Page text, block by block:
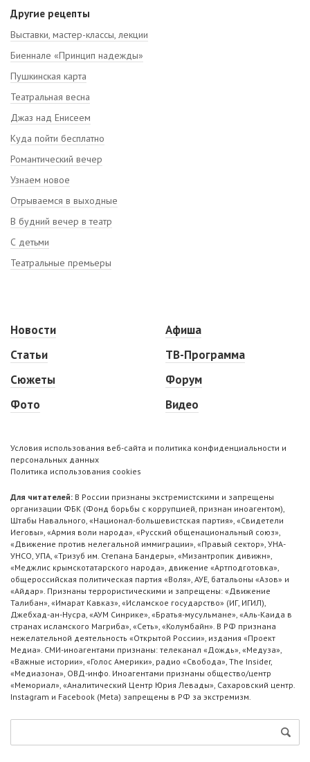
Другие рецепты
Выставки, мастер-классы, лекции
Биеннале «Принцип надежды»
Пушкинская карта
Театральная весна
Джаз над Енисеем
Куда пойти бесплатно
Романтический вечер
Узнаем новое
Отрываемся в выходные
В будний вечер в театр
С детьми
Театральные премьеры
Новости
Статьи
Сюжеты
Фото
Афиша
ТВ-Программа
Форум
Видео
Условия использования веб-сайта и политика конфиденциальности и
персональных данных
Политика использования cookies
Для читателей: В России признаны экстремистскими и запрещены
организации ФБК (Фонд борьбы с коррупцией, признан иноагентом),
Штабы Навального, «Национал-большевистская партия», «Свидетели
Иеговы», «Армия воли народа», «Русский общенациональный союз»,
«Движение против нелегальной иммиграции», «Правый сектор», УНА-
УНСО, УПА, «Тризуб им. Степана Бандеры», «Мизантропик дивижн»,
«Меджлис крымскотатарского народа», движение «Артподготовка»,
общероссийская политическая партия «Воля», АУЕ, батальоны «Азов» и
«Айдар». Признаны террористическими и запрещены: «Движение
Талибан», «Имарат Кавказ», «Исламское государство» (ИГ, ИГИЛ),
Джебхад-ан-Нусра, «АУМ Синрике», «Братья-мусульмане», «Аль-Каида в
странах исламского Магриба», «Сеть», «Колумбайн». В РФ признана
нежелательной деятельность «Открытой России», издания «Проект
Медиа». СМИ-иноагентами признаны: телеканал «Дождь», «Медуза»,
«Важные истории», «Голос Америки», радио «Свобода», The Insider,
«Медиазона», ОВД-инфо. Иноагентами признаны общество/центр
«Мемориал», «Аналитический Центр Юрия Левады», Сахаровский центр.
Instagram и Facebook (Metа) запрещены в РФ за экстремизм.